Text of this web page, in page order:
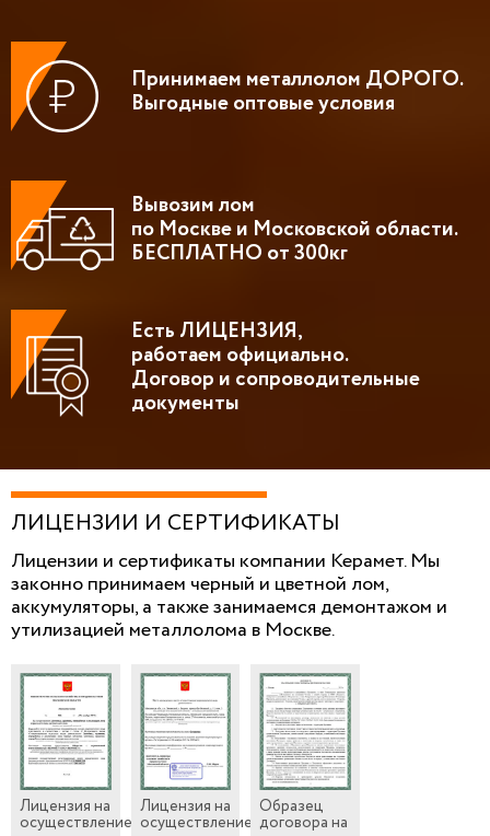
Принимаем металлолом ДОРОГО.
Выгодные оптовые условия
Вывозим лом
по Москве и Московской области.
БЕСПЛАТНО от 300кг
Есть ЛИЦЕНЗИЯ,
работаем официально.
Договор и сопроводительные
документы
ЛИЦЕНЗИИ И СЕРТИФИКАТЫ
Лицензии и сертификаты компании Керамет. Мы
законно принимаем черный и цветной лом,
аккумуляторы, а также занимаемся демонтажом и
утилизацией металлолома в Москве.
Лицензия на
осуществление
Лицензия на
осуществление
Образец
договора на